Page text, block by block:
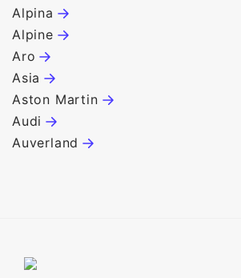
Alpina
Alpine
Aro
Asia
Aston Martin
Audi
Auverland